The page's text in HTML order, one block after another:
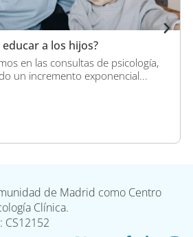
a los hijos?
en las consultas de psicología,
un incremento exponencial...
de Madrid como Centro
Clínica.
CS12152